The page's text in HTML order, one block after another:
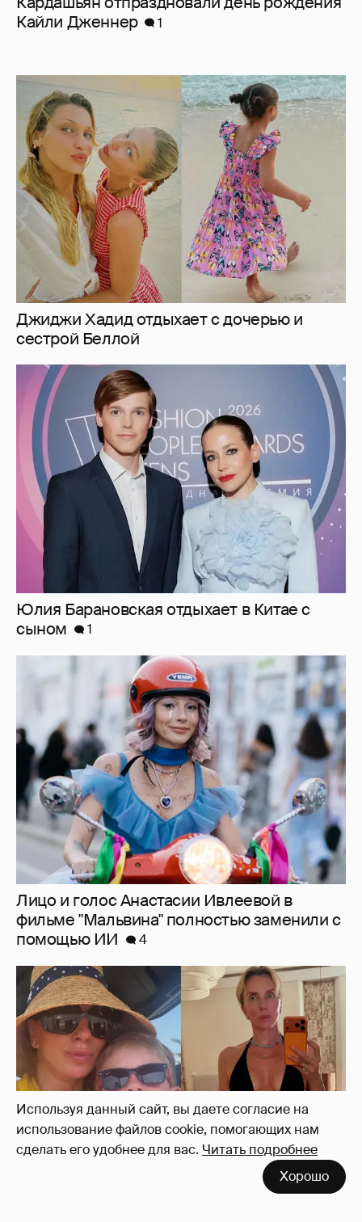
Используя данный сайт, вы даете согласие на
использование файлов cookie, помогающих нам
сделать его удобнее для вас. Читать подробнее
Хорошо
Джиджи Хадид отдыхает с дочерью и
сестрой Беллой
Юлия Барановская отдыхает в Китае с
сыном
1
Лицо и голос Анастасии Ивлеевой в
фильме "Мальвина" полностью заменили с
помощью ИИ
4
Светлана Бондарчук в бикини отдыхает на
курорте с сыном